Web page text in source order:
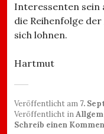
Interessenten sein
die Reihenfolge
sich lohnen.
Hartmut
Veröffentlicht am 7.
Veröffentlicht in
Schreib einen